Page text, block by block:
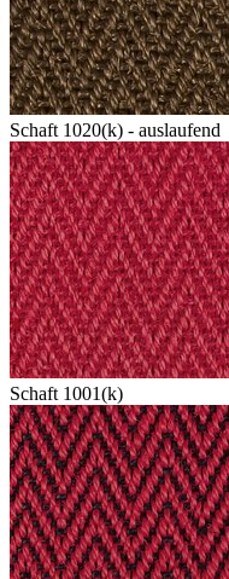
Schaft 1020(k) - auslaufend
Schaft 1001(k)